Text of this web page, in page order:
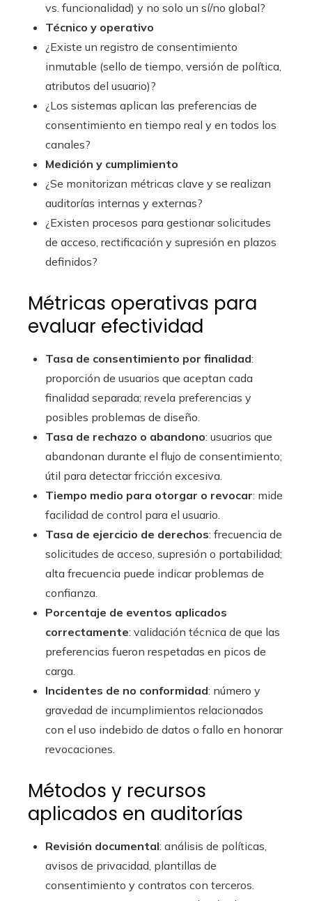
vs. funcionalidad) y no solo un sí/no global?
Técnico y operativo
¿Existe un registro de consentimiento
inmutable (sello de tiempo, versión de política,
atributos del usuario)?
¿Los sistemas aplican las preferencias de
consentimiento en tiempo real y en todos los
canales?
Medición y cumplimiento
¿Se monitorizan métricas clave y se realizan
auditorías internas y externas?
¿Existen procesos para gestionar solicitudes
de acceso, rectificación y supresión en plazos
definidos?
Métricas operativas para
evaluar efectividad
Tasa de consentimiento por finalidad:
proporción de usuarios que aceptan cada
finalidad separada; revela preferencias y
posibles problemas de diseño.
Tasa de rechazo o abandono: usuarios que
abandonan durante el flujo de consentimiento;
útil para detectar fricción excesiva.
Tiempo medio para otorgar o revocar: mide
facilidad de control para el usuario.
Tasa de ejercicio de derechos: frecuencia de
solicitudes de acceso, supresión o portabilidad;
alta frecuencia puede indicar problemas de
confianza.
Porcentaje de eventos aplicados
correctamente: validación técnica de que las
preferencias fueron respetadas en picos de
carga.
Incidentes de no conformidad: número y
gravedad de incumplimientos relacionados
con el uso indebido de datos o fallo en honorar
revocaciones.
Métodos y recursos
aplicados en auditorías
Revisión documental: análisis de políticas,
avisos de privacidad, plantillas de
consentimiento y contratos con terceros.